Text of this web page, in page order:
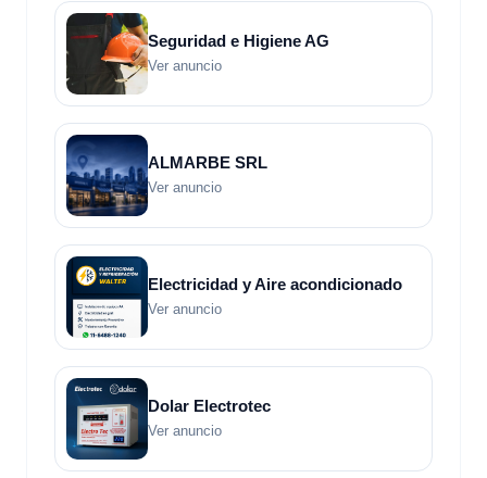
Seguridad e Higiene AG
Ver anuncio
ALMARBE SRL
Ver anuncio
Electricidad y Aire acondicionado
Ver anuncio
Dolar Electrotec
Ver anuncio